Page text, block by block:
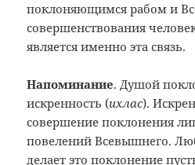
поклоняющимся рабом и
совершенствования
является именно эта связь.
Напоминание. Душой
искренность (ихлас).
совершение поклонения
повелений Всевышнего.
делает это поклонение